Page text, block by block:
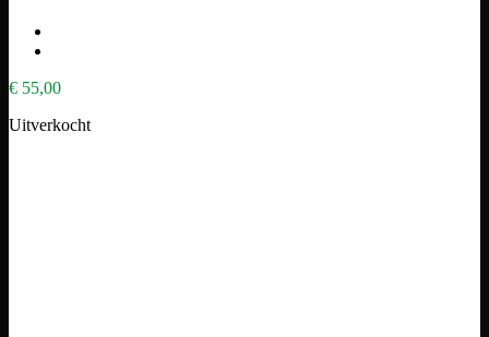
€ 55,00
Uitverkocht